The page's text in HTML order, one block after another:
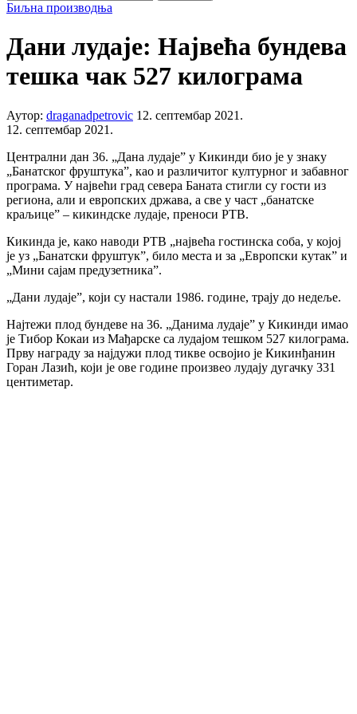
Биљна производња
Дани лудаје: Највећа бундева
тешка чак 527 килограма
Аутор: draganadpetrovic 12. септембар 2021.
12. септембар 2021.
Централни дан 36. „Дана лудаје” у Кикинди био је у знаку
„Банатског фруштука”, као и различитог културног и забавног
програма. У највећи град севера Баната стигли су гости из
региона, али и европских држава, а све у част „банатске
краљице” – кикиндске лудаје, преноси РТВ.
Кикинда је, како наводи РТВ „највећа гостинска соба, у којој
је уз „Банатски фруштук”, било места и за „Европски кутак” и
„Мини сајам предузетника”.
„Дани лудаје”, који су настали 1986. године, трају до недеље.
Најтежи плод бундеве на 36. „Данима лудаје” у Кикинди имао
је Тибор Кокаи из Мађарске са лудајом тешком 527 килограма.
Прву награду за најдужи плод тикве освојио је Кикинђанин
Горан Лазић, који је ове године произвео лудају дугачку 331
центиметар.